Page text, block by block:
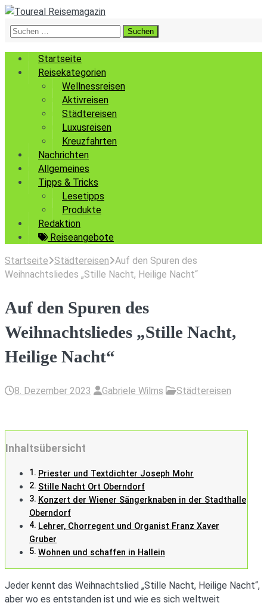
Suchen
Startseite
Reisekategorien
Wellnessreisen
Aktivreisen
Städtereisen
Luxusreisen
Kreuzfahrten
Nachrichten
Allgemeines
Tipps & Tricks
Lesetipps
Produkte
Redaktion
Reiseangebote
Startseite Städtereisen Auf den Spuren des
Weihnachtsliedes „Stille Nacht, Heilige Nacht“
Auf den Spuren des
Weihnachtsliedes „Stille Nacht,
Heilige Nacht“
8. Dezember 2023 Gabriele Wilms Städtereisen
Inhaltsübersicht
Priester und Textdichter Joseph Mohr
Stille Nacht Ort Oberndorf
Konzert der Wiener Sängerknaben in der Stadthalle
Oberndorf
Lehrer, Chorregent und Organist Franz Xaver
Gruber
Wohnen und schaffen in Hallein
Jeder kennt das Weihnachtslied „Stille Nacht, Heilige Nacht“,
aber wo es entstanden ist und wie es sich weltweit